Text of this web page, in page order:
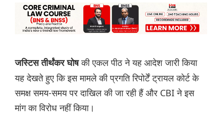
जस्टिस तीर्थंकर घोषकी एकल पीठ ने यह आदेश जारी किया
यह देखते हुए कि इस मामले की प्रगति रिपोर्टें ट्रायल कोर्ट के
समक्ष समय-समय पर दाखिल की जा रही हैं और CBI ने इस
मांग का विरोध नहीं किया।